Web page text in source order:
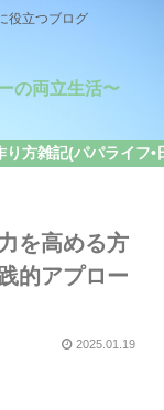
役立つブログ
の両立生活〜
り方雑記(パパライフ•
を高める方
的アプロー
2025.01.19